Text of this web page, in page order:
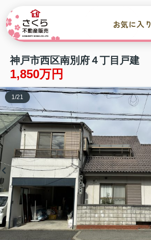
お気に入り
神戸市西区南別府４丁目戸建
1,850万円
1 /21